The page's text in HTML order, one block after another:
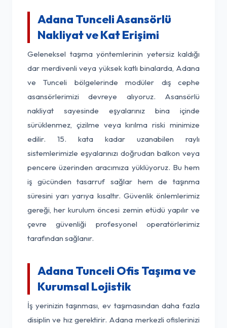
Adana Tunceli Asansörlü
Nakliyat ve Kat Erişimi
Geleneksel taşıma yöntemlerinin yetersiz kaldığı
dar merdivenli veya yüksek katlı binalarda, Adana
ve Tunceli bölgelerinde modüler dış cephe
asansörlerimizi devreye alıyoruz. Asansörlü
nakliyat sayesinde eşyalarınız bina içinde
sürüklenmez, çizilme veya kırılma riski minimize
edilir. 15. kata kadar uzanabilen raylı
sistemlerimizle eşyalarınızı doğrudan balkon veya
pencere üzerinden aracımıza yüklüyoruz. Bu hem
iş gücünden tasarruf sağlar hem de taşınma
süresini yarı yarıya kısaltır. Güvenlik önlemlerimiz
gereği, her kurulum öncesi zemin etüdü yapılır ve
çevre güvenliği profesyonel operatörlerimiz
tarafından sağlanır.
Adana Tunceli Ofis Taşıma ve
Kurumsal Lojistik
İş yerinizin taşınması, ev taşımasından daha fazla
disiplin ve hız gerektirir. Adana merkezli ofislerinizi